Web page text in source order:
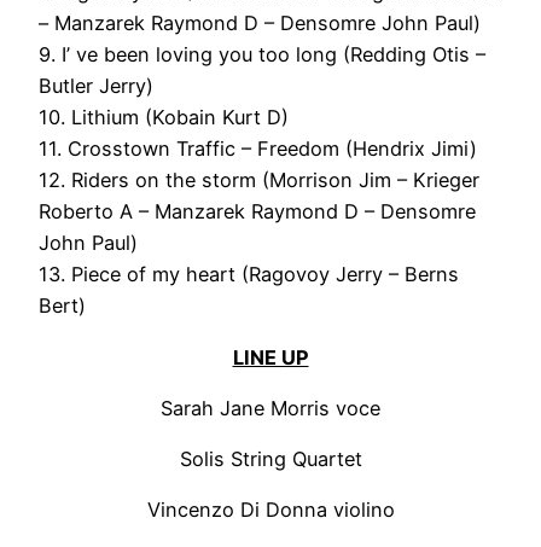
– Manzarek Raymond D – Densomre John Paul)
9. I’ ve been loving you too long (Redding Otis –
Butler Jerry)
10. Lithium (Kobain Kurt D)
11. Crosstown Traffic – Freedom (Hendrix Jimi)
12. Riders on the storm (Morrison Jim – Krieger
Roberto A – Manzarek Raymond D – Densomre
John Paul)
13. Piece of my heart (Ragovoy Jerry – Berns
Bert)
LINE UP
Sarah Jane Morris voce
Solis String Quartet
Vincenzo Di Donna violino